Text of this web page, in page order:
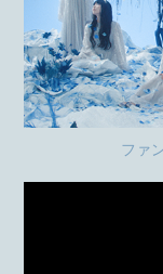
ファ